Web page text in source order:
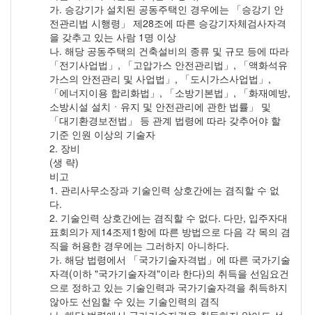
가. 승강기가 설치된 공동주택인 경우에는 「승강기 안
전관리법 시행령」 제28조에 따른 승강기자체검사자격
을 갖추고 있는 사람 1명 이상
나. 해당 공동주택의 건축설비의 종류 및 규모 등에 따라
「전기사업법」, 「고압가스 안전관리법」, 「액화석유
가스의 안전관리 및 사업법」, 「도시가스사업법」,
「에너지이용 합리화법」, 「소방기본법」, 「화재예방,
소방시설 설치ㆍ유지 및 안전관리에 관한 법률」 및
「대기환경보전법」 등 관계 법령에 따라 갖추어야 할
기준 인원 이상의 기술자
2. 장비
(생 략)
비고
1. 관리사무소장과 기술인력 상호간에는 겸직할 수 없
다.
2. 기술인력 상호간에는 겸직할 수 없다. 다만, 입주자대
표회의가 제14조제1항에 따른 방법으로 다음 각 목의 겸
직을 허용한 경우에는 그러하지 아니하다.
가. 해당 법령에서 「국가기술자격법」에 따른 국가기술
자격(이하 "국가기술자격"이라 한다)의 취득을 선임요건
으로 정하고 있는 기술인력과 국가기술자격을 취득하지
않아도 선임할 수 있는 기술인력의 겸직